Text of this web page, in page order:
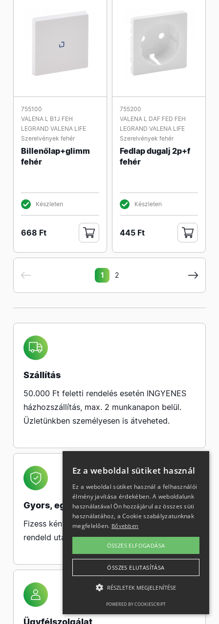
755100
VALENA L B1J FEH
LEGRAND VALENA LIFE
Szerelvények fehér
Billenőlap+glimm
fehér
Készleten
668 Ft
755200
VALENA L DAF FED FEH
LEGRAND VALENA LIFE
Szerelvények fehér
Fedlap dugalj 2p+f
fehér
Készleten
445 Ft
1 2
Szállítás
50.000 Ft feletti rendelés esetén INGYENES
házhozszállítás, max. 2 munkanapon belül.
Üzletünkben személyesen is átveheted.
Gyors, egyszerű fizetés
Fizess kényelmesen bankkártyával, vagy
rendeld utánvéttel.
Ügyfélszolgálat
Ez a weboldal sütiket használ
Ez a weboldal sütiket használ a felhasználói
élmény javítása érdekében. A weboldalunk
használatával Ön hozzájárul az összes süti
használatához, a Cookie szabályzatunknak
megfelelően. Bővebben
ÖSSZES ELFOGADÁSA
ÖSSZES ELUTASÍTÁSA
RÉSZLETEK MEGJELENÍTÉSE
POWERED BY COOKIESCRIPT